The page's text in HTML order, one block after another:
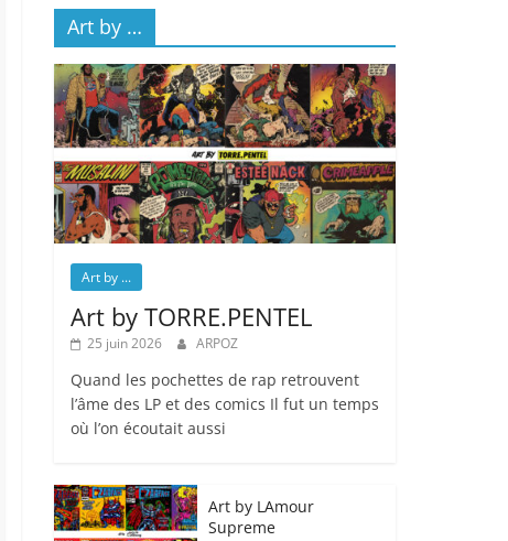
Art by …
Art by ...
Art by TORRE.PENTEL
25 juin 2026 ARPOZ
Quand les pochettes de rap retrouvent
l’âme des LP et des comics Il fut un temps
où l’on écoutait aussi
Art by LAmour
Supreme